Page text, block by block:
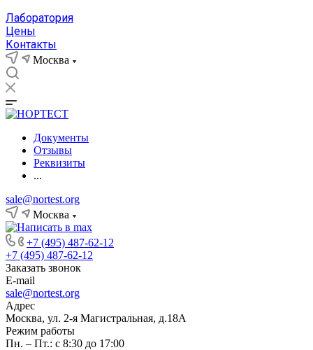
Лаборатория
Цены
Контакты
Москва
Документы
Отзывы
Реквизиты
...
sale@nortest.org
Москва
+7 (495) 487-62-12
+7 (495) 487-62-12
Заказать звонок
E-mail
sale@nortest.org
Адрес
Москва, ул. 2-я Магистральная, д.18А
Режим работы
Пн. – Пт.: с 8:30 до 17:00